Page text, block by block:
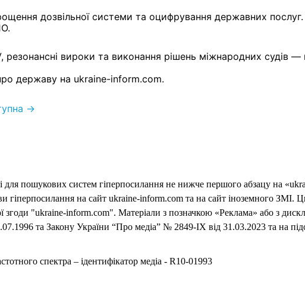
дозвільної системи та оцифрування державних
вироки та виконання рішень міжнародних судів
державу на ukraine-inform.com.
→
для пошукових систем гіперпосилання не нижче першого абзацу на
на сайт ukraine-inform.com та на сайт іноземного ЗМІ.
"ukraine-inform.com". Матеріали з позначкою «Реклама» або з
та Закону України “Про медіа” № 2849-IX від 31.03.2023 та на
спектра – ідентифікатор медіа - R10-01993